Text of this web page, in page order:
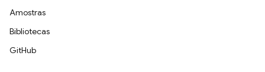
Amostras
Bibliotecas
GitHub